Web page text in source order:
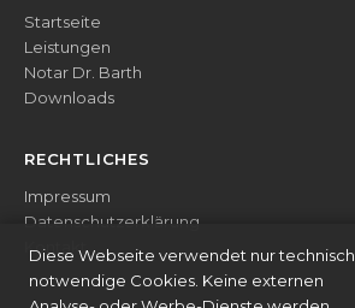
Startseite
Leistungen
Notar Dr. Barth
Downloads
RECHTLICHES
Impressum
Datenschutzerklärung
Kontakt
Diese Webseite verwendet nur technisch
notwendige Cookies. Keine externen